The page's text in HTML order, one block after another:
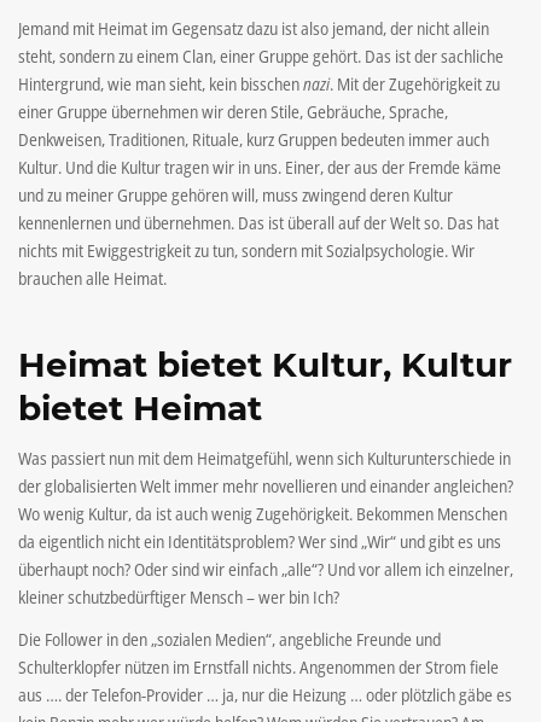
Jemand mit Heimat im Gegensatz dazu ist also jemand, der nicht allein
steht, sondern zu einem Clan, einer Gruppe gehört. Das ist der sachliche
Hintergrund, wie man sieht, kein bisschennazi. Mit der Zugehörigkeit zu
einer Gruppe übernehmen wir deren Stile, Gebräuche, Sprache,
Denkweisen, Traditionen, Rituale, kurz Gruppen bedeuten immer auch
Kultur. Und die Kultur tragen wir in uns. Einer, der aus der Fremde käme
und zu meiner Gruppe gehören will, muss zwingend deren Kultur
kennenlernen und übernehmen. Das ist überall auf der Welt so. Das hat
nichts mit Ewiggestrigkeit zu tun, sondern mit Sozialpsychologie. Wir
brauchen alle Heimat.
Heimat bietet Kultur, Kultur
bietet Heimat
Was passiert nun mit dem Heimatgefühl, wenn sich Kulturunterschiede in
der globalisierten Welt immer mehr novellieren und einander angleichen?
Wo wenig Kultur, da ist auch wenig Zugehörigkeit. Bekommen Menschen
da eigentlich nicht ein Identitätsproblem? Wer sind „Wir“ und gibt es uns
überhaupt noch? Oder sind wir einfach „alle“? Und vor allem ich einzelner,
kleiner schutzbedürftiger Mensch – wer bin Ich?
Die Follower in den „sozialen Medien“, angebliche Freunde und
Schulterklopfer nützen im Ernstfall nichts. Angenommen der Strom fiele
aus …. der Telefon-Provider … ja, nur die Heizung … oder plötzlich gäbe es